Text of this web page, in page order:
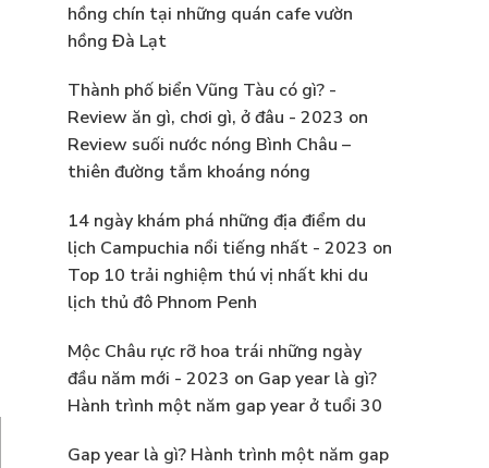
hồng chín tại những quán cafe vườn
hồng Đà Lạt
Thành phố biển Vũng Tàu có gì? -
Review ăn gì, chơi gì, ở đâu - 2023 on
Review suối nước nóng Bình Châu –
thiên đường tắm khoáng nóng
14 ngày khám phá những địa điểm du
lịch Campuchia nổi tiếng nhất - 2023 on
Top 10 trải nghiệm thú vị nhất khi du
lịch thủ đô Phnom Penh
Mộc Châu rực rỡ hoa trái những ngày
đầu năm mới - 2023 on Gap year là gì?
Hành trình một năm gap year ở tuổi 30
Gap year là gì? Hành trình một năm gap